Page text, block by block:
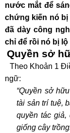
nước mắt để
chứng kiến nó bị
đã dày công
chỉ để rồi nó bị
Quyền sở
Theo Khoản 1
ngữ:
“Quyền sở
tài sản trí tuệ,
quyền tác
giống cây